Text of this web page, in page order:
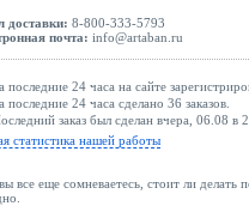
доставки: 8-800-333-5793
почта: info@artaban.ru
последние 24 часа на сайте
последние 24 часа сделано 36 заказов.
заказ был сделан вчера, 06.08 в
статистика нашей работы
все еще сомневаетесь, стоит ли делать